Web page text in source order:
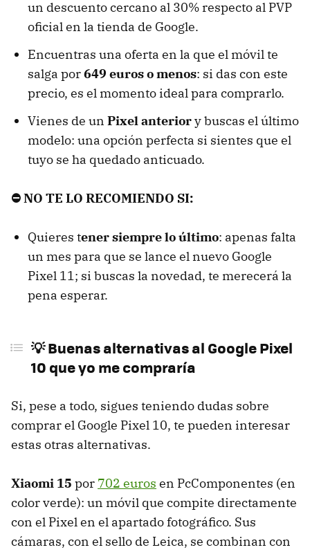
un descuento cercano al 30% respecto al PVP
oficial en la tienda de Google.
Encuentras una oferta en la que el móvil te
salga por649 euros o menos: si das con este
precio, es el momento ideal para comprarlo.
Vienes de un Pixel anteriory buscas el último
modelo: una opción perfecta si sientes que el
tuyo se ha quedado anticuado.
⛔ NO TE LO RECOMIENDO SI:
Quieres tener siempre lo último: apenas falta
un mes para que se lance el nuevo Google
Pixel 11; si buscas la novedad, te merecerá la
pena esperar.
💡 Buenas alternativas al Google Pixel
10 que yo me compraría
Si, pese a todo, sigues teniendo dudas sobre
comprar el Google Pixel 10, te pueden interesar
estas otras alternativas.
Xiaomi 15 por 702 euros en PcComponentes (en
color verde): un móvil que compite directamente
con el Pixel en el apartado fotográfico. Sus
cámaras, con el sello de Leica, se combinan con